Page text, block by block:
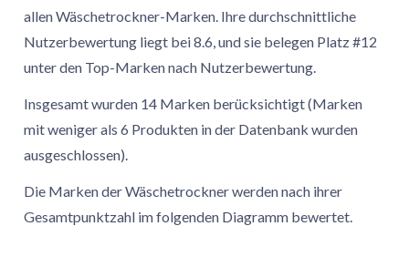
Wäschetrockner?
3.4. Wie laut sind Indesit-Wäschetrockner?
3.5. Wie viele Trockenprogramme bieten
3.6. Welche Trockenfunktionen haben Indesit
Wäschetrockner?
3.7. Welche Funktionen beinhalten Indesit
Wäschetrockner?
allen Wäschetrockner-Marken. Ihre durchschnittliche
Nutzerbewertung liegt bei 8.6, und sie belegen Platz #12
unter den Top-Marken nach Nutzerbewertung.
Insgesamt wurden 14 Marken berücksichtigt (Marken
mit weniger als 6 Produkten in der Datenbank wurden
ausgeschlossen).
Die Marken der Wäschetrockner werden nach ihrer
Gesamtpunktzahl im folgenden Diagramm bewertet.